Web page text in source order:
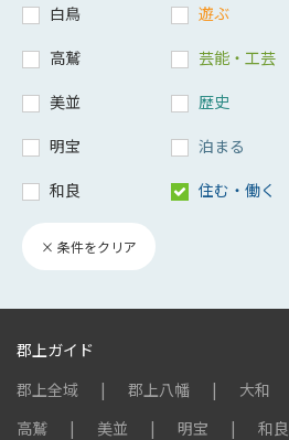
白鳥
高鷲
美並
明宝
和良
遊ぶ
芸能・工芸
歴史
泊まる
住む・働く
× 条件をクリア
郡上ガイド
郡上全域
郡上八幡 大和
高鷲
美並 明宝 和良